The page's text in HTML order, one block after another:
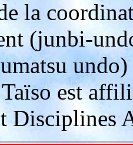
la
(junbi-
undo)
est
Disciplines